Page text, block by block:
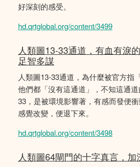
好深刻的感受。
hd.qrtglobal.org/content/3499
人類圖13-33通道，有血有淚
足智多謀
人類圖13-33通道，為什麼被官方指
他們都「沒有這通道」，不知這通
33，是被環境影響著，有感而發便衝
感覺改變，便退下來。
hd.qrtglobal.org/content/3498
人類圖64閘門的十字真言，